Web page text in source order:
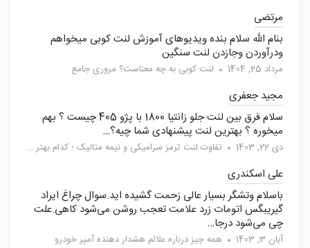
مرتضی
بنام الله سلام بنده ویدیوهای آموزش لنت کوبی میخواهم
ودرآوردن وجازدن لنت سنگین
مرداد 25, 1404 لنت کوبی به چه معناست؟ مروری جامع
مجید جعفری
سلام فرق بین لنت جلو زانتیا 1800 با پژو 405 چیست ؟ بهم
میخوره ؟ بهترین لنت پیشنهادی شما چیه؟…
دی 22, 1403 تفاوت لنت ترمز سرامیکی و نیمه متالیک ؛ کدام بهتر است؟
علی اسکندری
باسلام وتشگر بسیار عالی زحمت گشیده اید.سوال چراغ ایراد
گیریبگس اتومات زرد علامت تعجب روشن می‌شود کاهی.علت
چی می‌شود درجا…
آبان 3, 1403 همه چیز درباره علائم هشدار دهنده آمپر خودرو